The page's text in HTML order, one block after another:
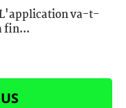
va-t-
fin...